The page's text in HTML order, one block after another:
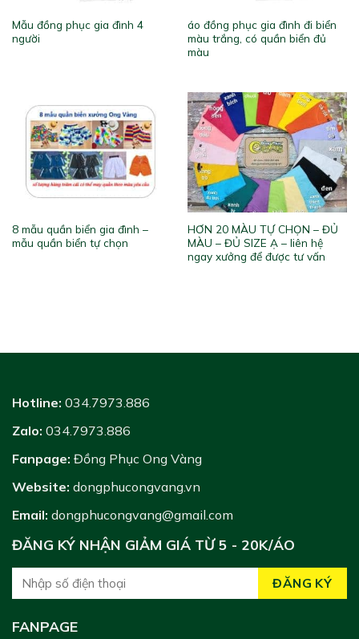
Mẫu đồng phục gia đình 4
người
áo đồng phục gia đình đi biển
màu trắng, có quần biển đủ
màu
8 mẫu quần biển gia đình –
mẫu quần biển tự chọn
HƠN 20 MÀU TỰ CHỌN – ĐỦ
MÀU – ĐỦ SIZE Ạ – liên hệ
ngay xưởng để được tư vấn
Hotline: 034.7973.886
Zalo: 034.7973.886
Fanpage: Đồng Phục Ong Vàng
Website: dongphucongvang.vn
Email: dongphucongvang@gmail.com
ĐĂNG KÝ NHẬN GIẢM GIÁ TỪ 5 - 20K/ÁO
FANPAGE